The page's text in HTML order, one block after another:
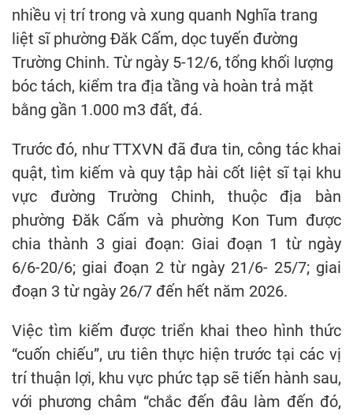
nhiều vị trí trong và xung quanh Nghĩa trang
liệt sĩ phường Đăk Cấm, dọc tuyến đường
Trường Chinh. Từ ngày 5-12/6, tổng khối lượng
bóc tách, kiểm tra địa tầng và hoàn trả mặt
bằng gần 1.000 m3 đất, đá.
Trước đó, như TTXVN đã đưa tin, công tác khai
quật, tìm kiếm và quy tập hài cốt liệt sĩ tại khu
vực đường Trường Chinh, thuộc địa bàn
phường Đăk Cấm và phường Kon Tum được
chia thành 3 giai đoạn: Giai đoạn 1 từ ngày
6/6-20/6; giai đoạn 2 từ ngày 21/6- 25/7; giai
đoạn 3 từ ngày 26/7 đến hết năm 2026.
Việc tìm kiếm được triển khai theo hình thức
“cuốn chiếu”, ưu tiên thực hiện trước tại các vị
trí thuận lợi, khu vực phức tạp sẽ tiến hành sau,
với phương châm “chắc đến đâu làm đến đó,